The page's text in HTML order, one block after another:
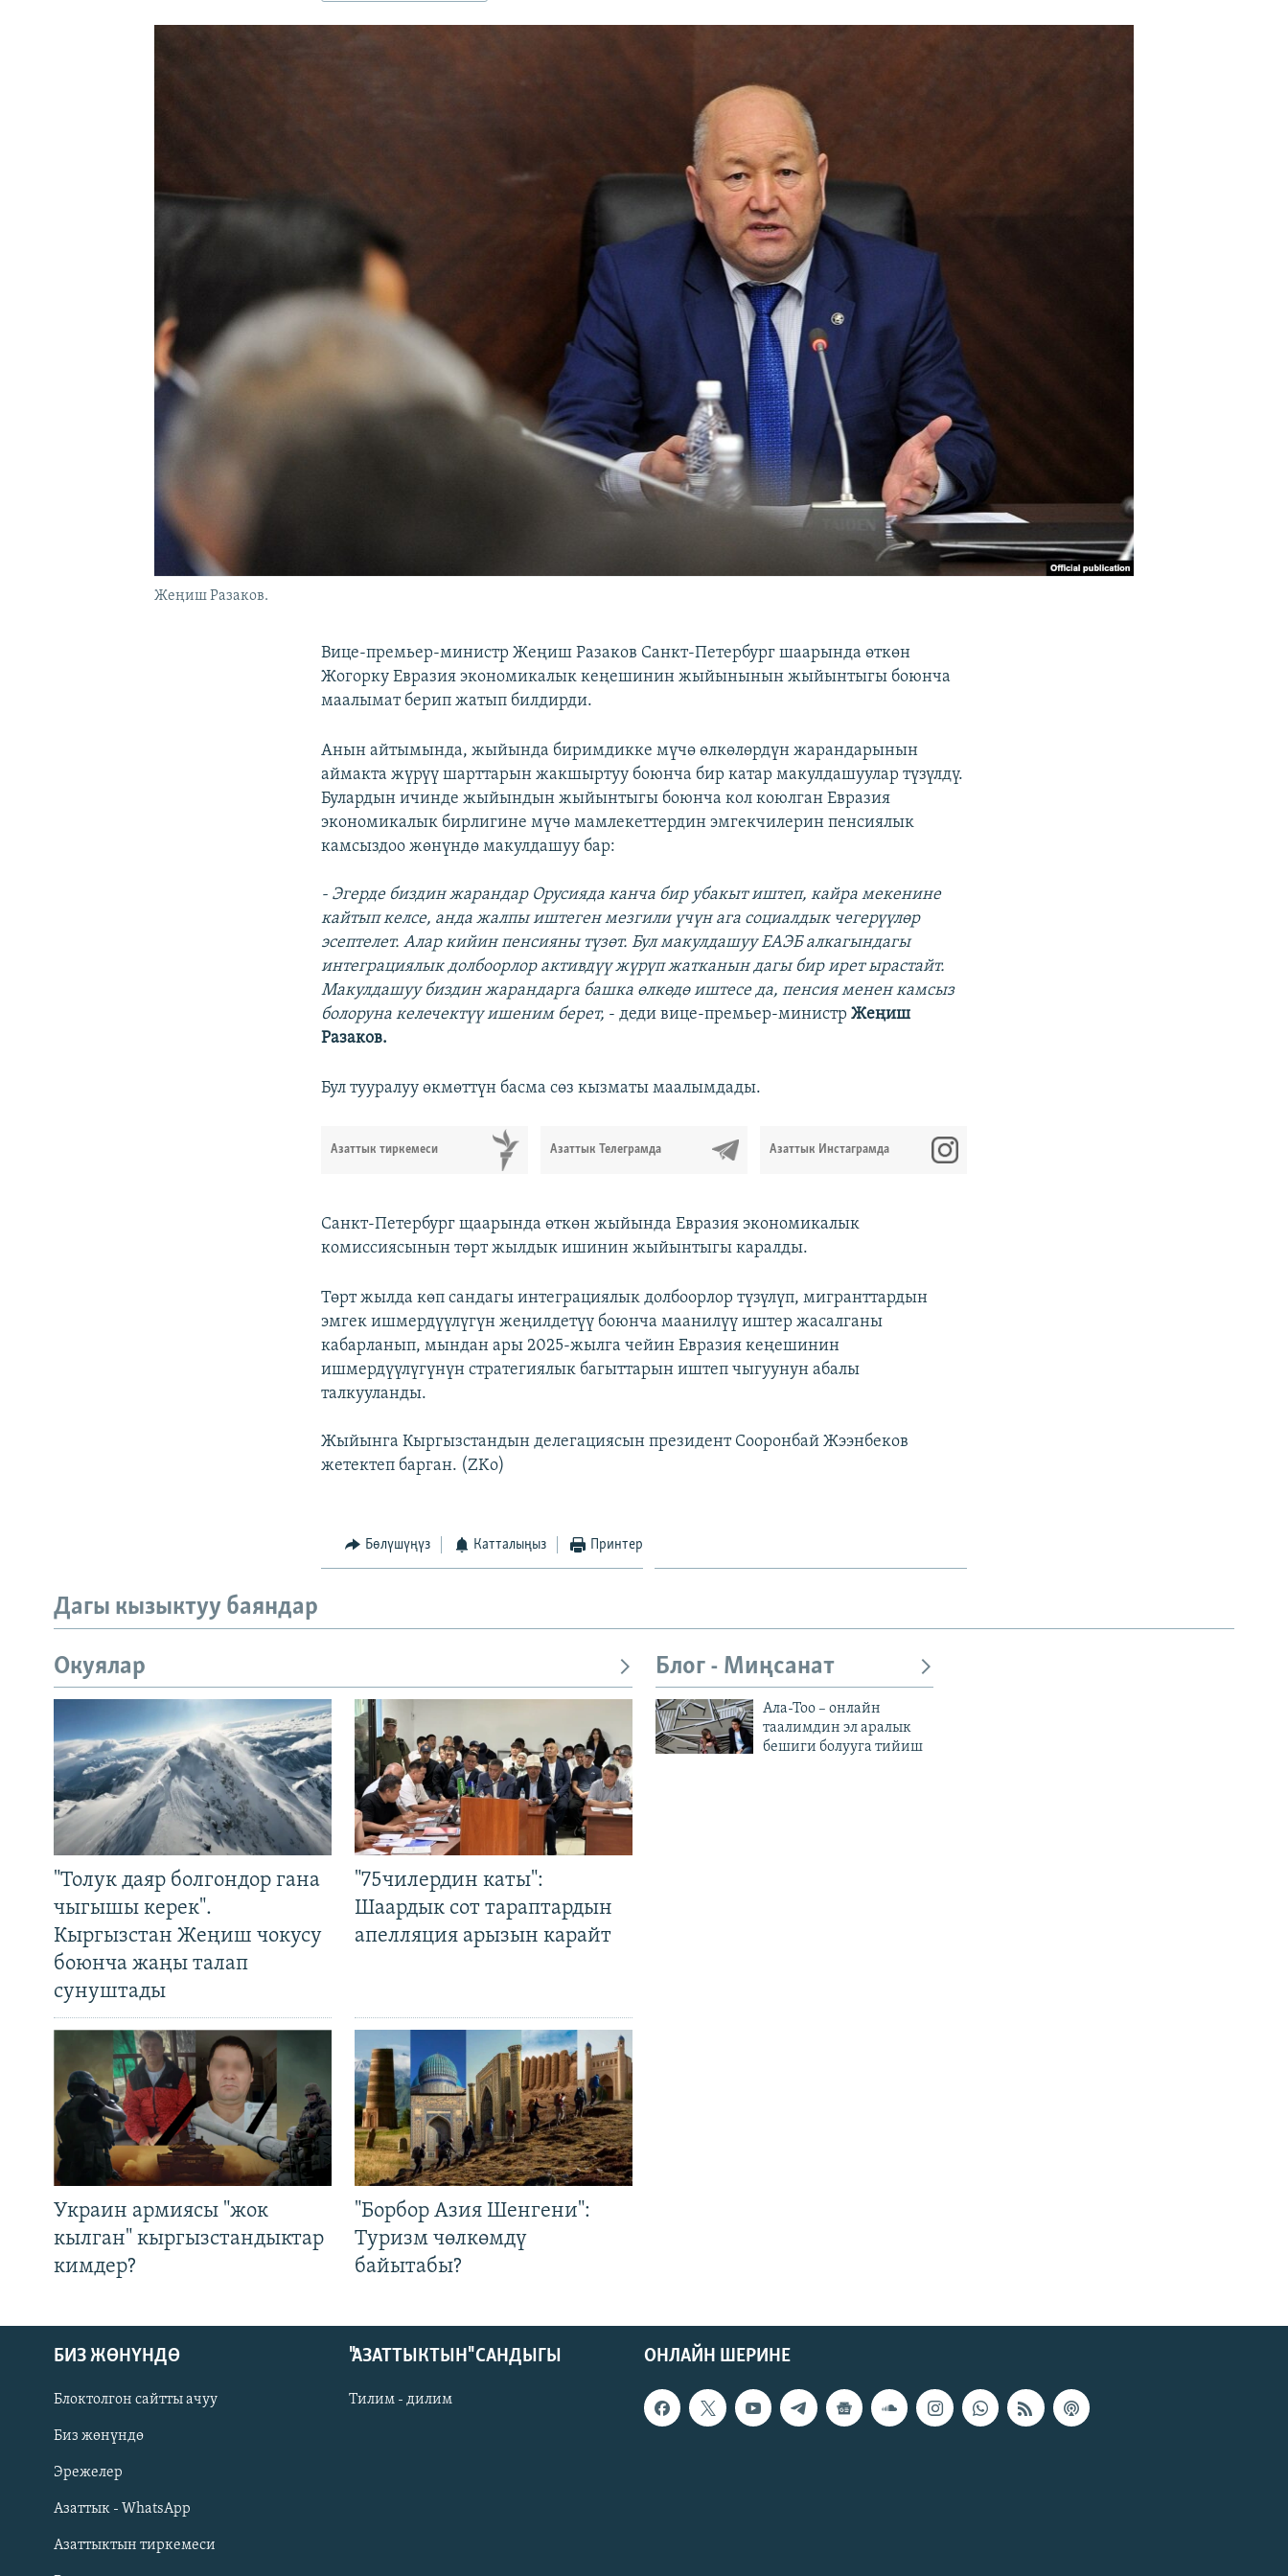
Русский
ОНЛАЙН ШЕРИНЕ
Жеңиш Разаков.
Вице-премьер-министр Жеңиш Разаков Санкт-Петербург шаарында өткөн
Жогорку Евразия экономикалык кеңешинин жыйынынын жыйынтыгы боюнча
маалымат берип жатып билдирди.
Анын айтымында, жыйында биримдикке мүчө өлкөлөрдүн жарандарынын
аймакта жүрүү шарттарын жакшыртуу боюнча бир катар макулдашуулар түзүлдү.
Булардын ичинде жыйындын жыйынтыгы боюнча кол коюлган Евразия
экономикалык бирлигине мүчө мамлекеттердин эмгекчилерин пенсиялык
камсыздоо жөнүндө макулдашуу бар:
- Эгерде биздин жарандар Орусияда канча бир убакыт иштеп, кайра мекенине
кайтып келсе, анда жалпы иштеген мезгили үчүн ага социалдык чегерүүлөр
эсептелет. Алар кийин пенсияны түзөт. Бул макулдашуу ЕАЭБ алкагындагы
интеграциялык долбоорлор активдүү жүрүп жатканын дагы бир ирет ырастайт.
Макулдашуу биздин жарандарга башка өлкөдө иштесе да, пенсия менен камсыз
болоруна келечектүү ишеним берет, - деди вице-премьер-министрЖеңиш
Разаков.
Бул тууралуу өкмөттүн басма сөз кызматы маалымдады.
Азаттык тиркемеси Азаттык Телеграмда Азаттык Инстаграмда
Санкт-Петербург щаарында өткөн жыйында Евразия экономикалык
комиссиясынын төрт жылдык ишинин жыйынтыгы каралды.
Төрт жылда көп сандагы интеграциялык долбоорлор түзүлүп, мигранттардын
эмгек ишмердүүлүгүн жеңилдетүү боюнча маанилүү иштер жасалганы
кабарланып, мындан ары 2025-жылга чейин Евразия кеңешинин
ишмердүүлүгүнүн стратегиялык багыттарын иштеп чыгуунун абалы
талкууланды.
Жыйынга Кыргызстандын делегациясын президент Сооронбай Жээнбеков
жетектеп барган. (ZKo)
Бөлүшүңүз Катталыңыз Принтер
Дагы кызыктуу баяндар
Окуялар
"Толук даяр болгондор гана
чыгышы керек".
Кыргызстан Жеңиш чокусу
боюнча жаңы талап
сунуштады
"75чилердин каты":
Шаардык сот тараптардын
апелляция арызын карайт
Украин армиясы "жок
кылган" кыргызстандыктар
кимдер?
"Борбор Азия Шенгени":
Туризм чөлкөмдү
байытабы?
Блог - Миңсанат
Ала-Тоо – онлайн
таалимдин эл аралык
бешиги болууга тийиш
ОНЛАЙН ШЕРИНЕ
БИЗ ЖӨНҮНДӨ
Блоктолгон сайтты ачуу
Биз жөнүндө
Эрежелер
Азаттык - WhatsApp
Азаттыктын тиркемеси
"АЗАТТЫКТЫН" САНДЫГЫ
Тилим - дилим